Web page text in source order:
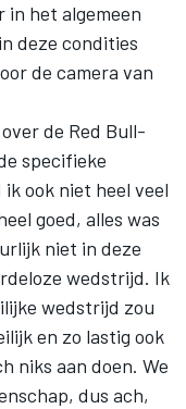
in het algemeen
deze condities
de camera van
de Red Bull-
specifieke
ook niet heel veel
goed, alles was
niet in deze
wedstrijd. Ik
wedstrijd zou
en zo lastig ook
niks aan doen. We
dus ach,